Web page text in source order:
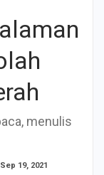
menulis
Sep 19, 2021